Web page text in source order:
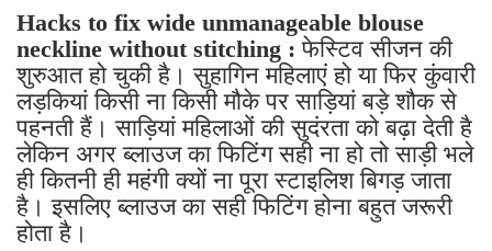
Hacks to fix wide unmanageable blouse
neckline without stitching :फेस्टिव सीजन की
शुरुआत हो चुकी है। सुहागिन महिलाएं हो या फिर कुंवारी
लड़कियां किसी ना किसी मौके पर साड़ियां बड़े शौक से
पहनती हैं। साड़ियां महिलाओं की सुदंरता को बढ़ा देती है
लेकिन अगर ब्लाउज का फिटिंग सही ना हो तो साड़ी भले
ही कितनी ही महंगी क्यों ना पूरा स्टाइलिश बिगड़ जाता
है। इसलिए ब्लाउज का सही फिटिंग होना बहुत जरूरी
होता है।